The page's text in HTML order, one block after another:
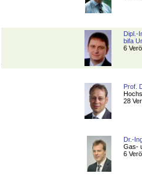
Dipl.-
bifa
6
Prof.
28
Dr.-
Gas-
6